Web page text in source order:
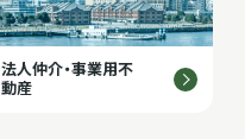
法人仲介・事業用不
動産